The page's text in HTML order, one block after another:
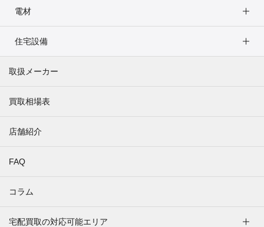
電材
住宅設備
取扱メーカー
買取相場表
店舗紹介
FAQ
コラム
宅配買取の対応可能エリア